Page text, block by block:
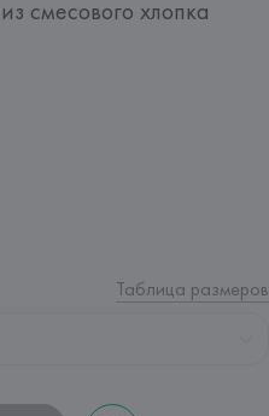
смесового хлопка
Таблица размеров